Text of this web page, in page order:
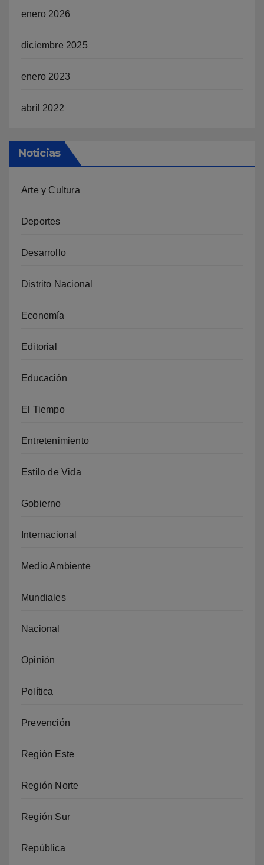
enero 2026
diciembre 2025
enero 2023
abril 2022
Noticias
Arte y Cultura
Deportes
Desarrollo
Distrito Nacional
Economía
Editorial
Educación
El Tiempo
Entretenimiento
Estilo de Vida
Gobierno
Internacional
Medio Ambiente
Mundiales
Nacional
Opinión
Política
Prevención
Región Este
Región Norte
Región Sur
República